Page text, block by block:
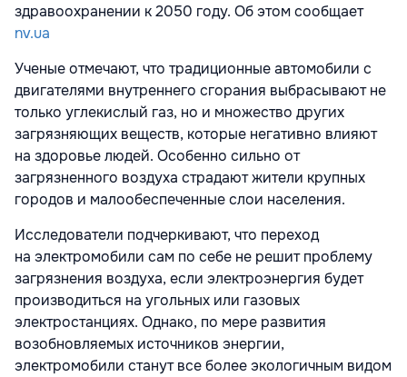
здравоохранении к 2050 году. Об этом сообщает
nv.ua
Ученые отмечают, что традиционные автомобили с
двигателями внутреннего сгорания выбрасывают не
только углекислый газ, но и множество других
загрязняющих веществ, которые негативно влияют
на здоровье людей. Особенно сильно от
загрязненного воздуха страдают жители крупных
городов и малообеспеченные слои населения.
Исследователи подчеркивают, что переход
на электромобили сам по себе не решит проблему
загрязнения воздуха, если электроэнергия будет
производиться на угольных или газовых
электростанциях. Однако, по мере развития
возобновляемых источников энергии,
электромобили станут все более экологичным видом